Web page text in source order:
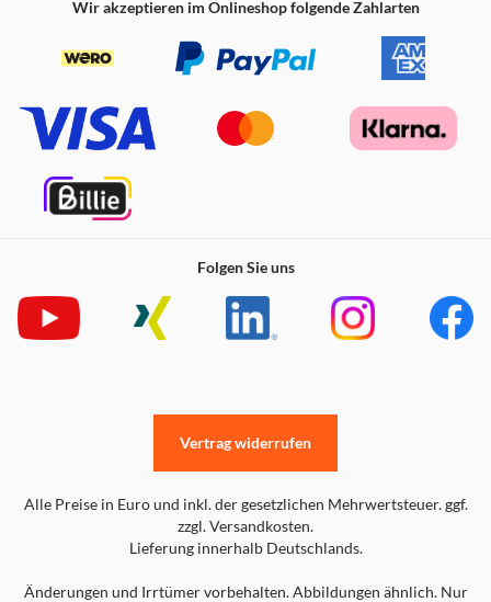
Wir akzeptieren im Onlineshop folgende Zahlarten
Folgen Sie uns
Alle Preise in Euro und inkl. der gesetzlichen Mehrwertsteuer. ggf.
zzgl. Versandkosten.
Lieferung innerhalb Deutschlands.
Änderungen und Irrtümer vorbehalten. Abbildungen ähnlich. Nur
Vertrag widerrufen